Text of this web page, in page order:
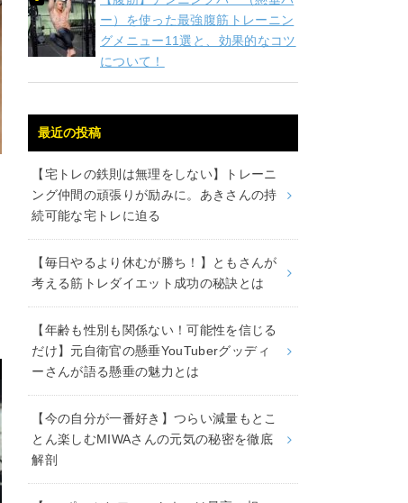
ー）を使った最強腹筋トレーニン
グメニュー11選と、効果的なコツ
について！
最近の投稿
【宅トレの鉄則は無理をしない】トレーニ
ング仲間の頑張りが励みに。あきさんの持
続可能な宅トレに迫る
【毎日やるより休むが勝ち！】ともさんが
考える筋トレダイエット成功の秘訣とは
【年齢も性別も関係ない！可能性を信じる
だけ】元自衛官の懸垂YouTuberグッディ
ーさんが語る懸垂の魅力とは
【今の自分が一番好き】つらい減量もとこ
とん楽しむMIWAさんの元気の秘密を徹底
解剖